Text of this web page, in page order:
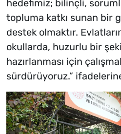
hedefimiz; bilinçli,
topluma katkı sunan bir
destek olmaktır.
okullarda, huzurlu bir
hazırlanması için
sürdürüyoruz.”